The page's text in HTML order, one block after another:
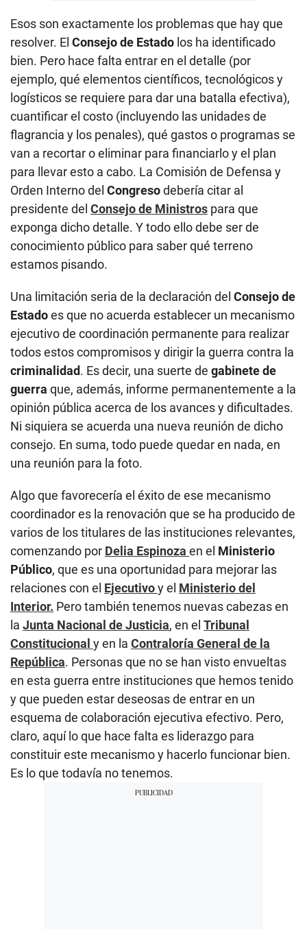
Esos son exactamente los problemas que hay que
resolver. El Consejo de Estado los ha identificado
bien. Pero hace falta entrar en el detalle (por
ejemplo, qué elementos científicos, tecnológicos y
logísticos se requiere para dar una batalla efectiva),
cuantificar el costo (incluyendo las unidades de
flagrancia y los penales), qué gastos o programas se
van a recortar o eliminar para financiarlo y el plan
para llevar esto a cabo. La Comisión de Defensa y
Orden Interno del Congresodebería citar al
presidente del Consejo de Ministros para que
exponga dicho detalle. Y todo ello debe ser de
conocimiento público para saber qué terreno
estamos pisando.
Una limitación seria de la declaración del Consejo de
Estadoes que no acuerda establecer un mecanismo
ejecutivo de coordinación permanente para realizar
todos estos compromisos y dirigir la guerra contra la
criminalidad. Es decir, una suerte de gabinete de
guerra que, además, informe permanentemente a la
opinión pública acerca de los avances y dificultades.
Ni siquiera se acuerda una nueva reunión de dicho
consejo. En suma, todo puede quedar en nada, en
una reunión para la foto.
Algo que favorecería el éxito de ese mecanismo
coordinador es la renovación que se ha producido de
varios de los titulares de las instituciones relevantes,
comenzando por Delia Espinoza en el Ministerio
Público, que es una oportunidad para mejorar las
relaciones con el Ejecutivoy el Ministerio del
Interior. Pero también tenemos nuevas cabezas en
la Junta Nacional de Justicia, en el Tribunal
Constitucional y en la Contraloría General de la
República. Personas que no se han visto envueltas
en esta guerra entre instituciones que hemos tenido
y que pueden estar deseosas de entrar en un
esquema de colaboración ejecutiva efectivo. Pero,
claro, aquí lo que hace falta es liderazgo para
constituir este mecanismo y hacerlo funcionar bien.
Es lo que todavía no tenemos.